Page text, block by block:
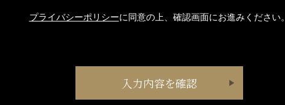
プライバシーポリシーに同意の上、確認画面にお進みください。